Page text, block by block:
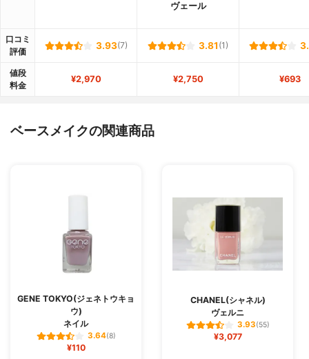
ヴェール
口コミ
評価
3.93(7) 3.81 (1)
値段
料金
¥2,970 ¥2,750 ¥693
ベースメイクの関連商品
GENE TOKYO(ジェネトウキョ
ウ)
ネイル
3.64(8)
¥110
CHANEL(シャネル)
ヴェルニ
3.93(55)
¥3,077